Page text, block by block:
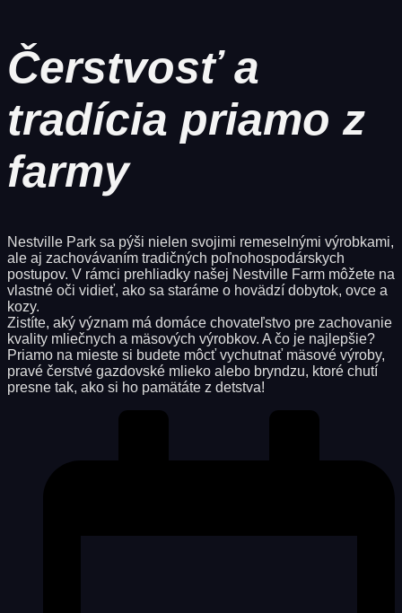
Čerstvosť a
tradícia priamo z
farmy
Nestville Park sa pýši nielen svojimi remeselnými výrobkami,
ale aj zachovávaním tradičných poľnohospodárskych
postupov. V rámci prehliadky našej Nestville Farm môžete na
vlastné oči vidieť, ako sa staráme o hovädzí dobytok, ovce a
kozy.
Zistíte, aký význam má domáce chovateľstvo pre zachovanie
kvality mliečnych a mäsových výrobkov. A čo je najlepšie?
Priamo na mieste si budete môcť vychutnať mäsové výroby,
pravé čerstvé gazdovské mlieko alebo bryndzu, ktoré chutí
presne tak, ako si ho pamätáte z detstva!